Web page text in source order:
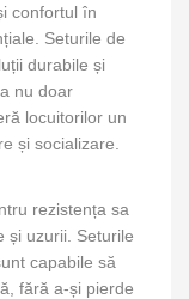
confortul în
Seturile de
durabile și
nu doar
locuitorilor un
și socializare.
rezistența sa
și uzurii. Seturile
capabile să
fără a-și pierde